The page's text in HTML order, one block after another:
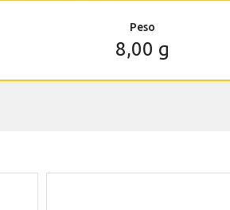
Peso
8,00 g